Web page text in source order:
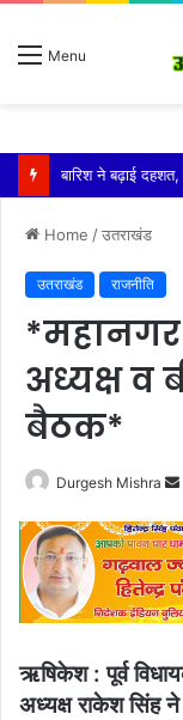
Menu
बारिश ने बढ़ाई
Home /उतराखंड
उतराखंड राजनीति
अध्यक्ष व
बैठक*
Durgesh Mishra
ऋषिकेश : पूर्व
अध्यक्ष राकेश सिंह